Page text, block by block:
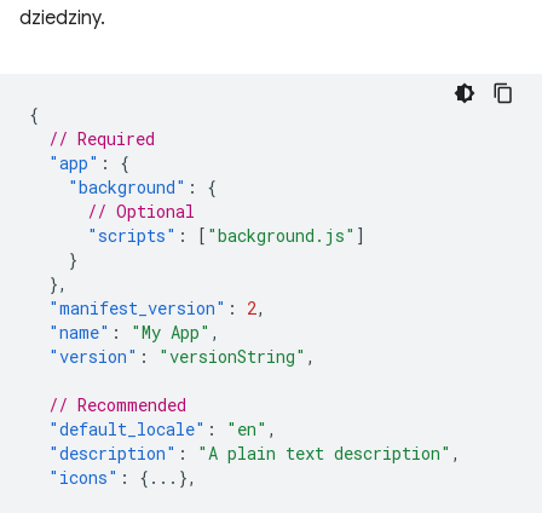
dziedziny.
{
// Required
"app" :
{
"background" :
{
// Optional
"scripts" : [ "background.js" ]
}
},
"manifest_version" : 2,
"name" : "My App" ,
"version" : "versionString" ,
// Recommended
"default_locale" : "en" ,
"description" : "A plain text description" ,
"icons" : { ... },